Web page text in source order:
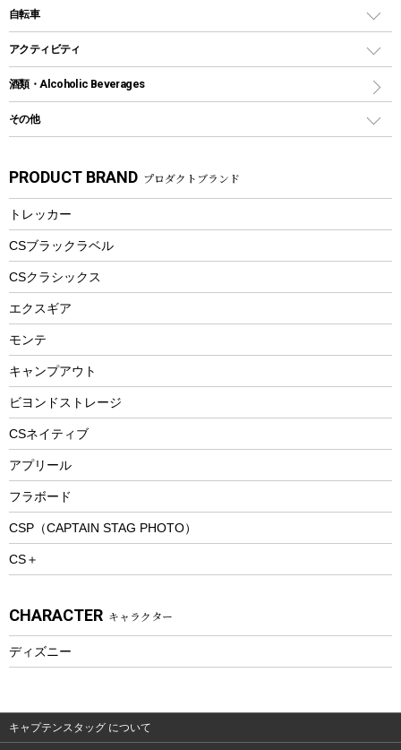
グランドシート
ガイドロープ
ツール
焚き火台&ストーブ
火起こし
バーベキューツール
クッキングツール
ナイフ
カトラリー
マグカップ、カップ
ステンレスボトル
フードボトル
トレー
ランチョンマット
ランチボックス
ディズニーボトル
保冷剤
リュック、バックパック
トートバッグ、サコッシュ
ショッピングキャリー
その他アウトドア雑貨
スプレー関係
ツール、他
インフレータブル
カヤック
パドル
ヘルメット
エアーポンプ
アクセサリー
自転車
折りたたみ自転車
スポーツサイクル
シティサイクル
自転車ウェア
アクティビティ
マリン
ラッシュガード
パラソル
フローティングベスト
ヘルメット
エアーポンプ
ビーチテント
ウィンター
スノーシュー
防寒ウェア
トレッキング
トレッキングアクセサリー
プレイグッズ
ウェルネス
ウェア、タオル
ウェア
酒類・Alcoholic Beverages
その他
湯たんぽ
防災用品
PRODUCT BRAND プロダクトブランド
トレッカー
CSブラックラベル
CSクラシックス
エクスギア
モンテ
キャンプアウト
ビヨンドストレージ
CSネイティブ
アプリール
フラボード
CSP（CAPTAIN STAG PHOTO）
CS＋
CHARACTER キャラクター
ディズニー
キャプテンスタッグ について